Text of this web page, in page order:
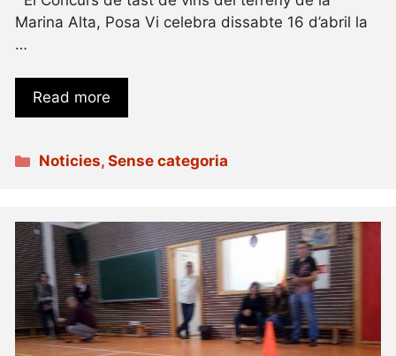
Marina Alta, Posa Vi celebra dissabte 16 d’abril la
…
Read more
Categories
Noticies,Sense categoria